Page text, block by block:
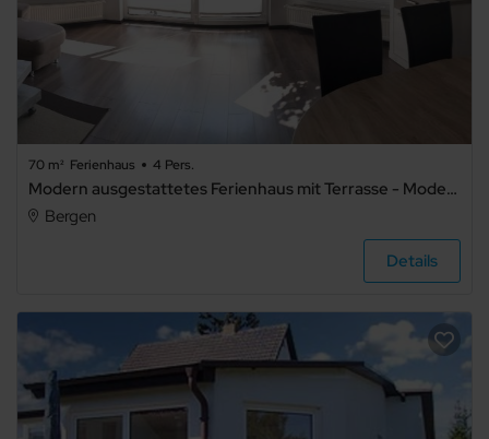
70 m² Ferienhaus 4 Pers.
Modern ausgestattetes Ferienhaus mit Terrasse - Modern ausgestattetes Ferienhaus mit Terrasse .1
Bergen
Details